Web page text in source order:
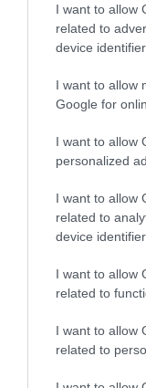
I want to allow
related to
device
I want to allow
Google for
I want to allow
personalized
I want to allow
related to
device
I want to allow
related to
I want to allow
related to
több mint 4000
földdel egyenlővé.
Az öt napig tartó
területeken 8
Akit nem
élelmiszer- és
országban
Az 1977-es